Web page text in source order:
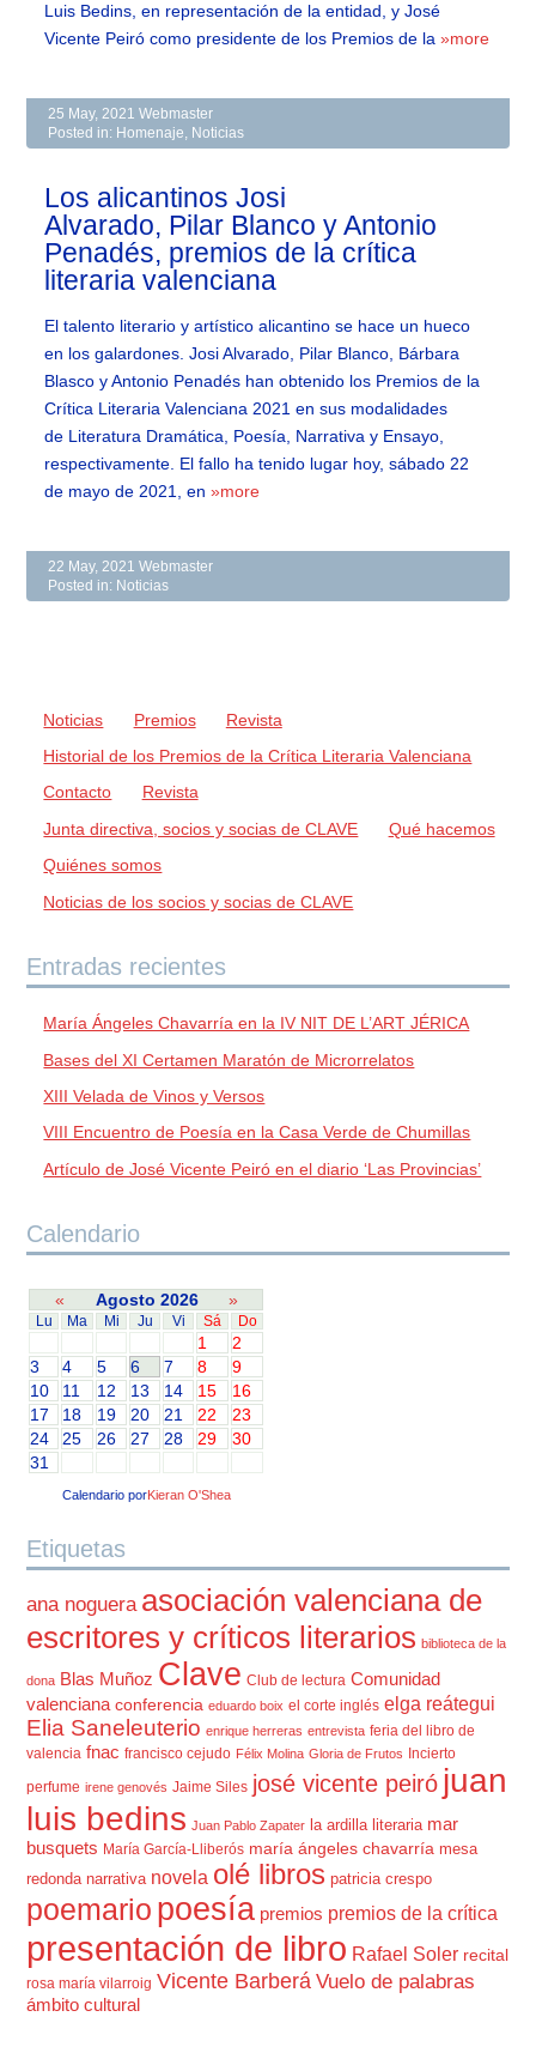
Luis Bedins, en representación de la entidad, y José
Vicente Peiró como presidente de los Premios de la»more
25 May, 2021
Webmaster
Posted in: Homenaje Noticias
Los alicantinos Josi
Alvarado, Pilar Blanco y Antonio
Penadés, premios de la crítica
literaria valenciana
El talento literario y artístico alicantino se hace un hueco
en los galardones. Josi Alvarado, Pilar Blanco, Bárbara
Blasco y Antonio Penadés han obtenido los Premios de la
Crítica Literaria Valenciana 2021 en sus modalidades
de Literatura Dramática, Poesía, Narrativa y Ensayo,
respectivamente. El fallo ha tenido lugar hoy, sábado 22
de mayo de 2021, en»more
22 May, 2021
Webmaster
Posted in: Noticias
Noticias Premios
Revista
Historial de los Premios de la Crítica Literaria Valenciana
Contacto
Revista
Junta directiva, socios y socias de CLAVE
Qué hacemos
Quiénes somos
Noticias de los socios y socias de CLAVE
Entradas recientes
María Ángeles Chavarría en la IV NIT DE L’ART JÉRICA
Bases del XI Certamen Maratón de Microrrelatos
XIII Velada de Vinos y Versos
VIII Encuentro de Poesía en la Casa Verde de Chumillas
Artículo de José Vicente Peiró en el diario ‘Las Provincias’
Calendario
« Agosto 2026 »
Lu Ma Mi Ju Vi Sá Do
1
2
3
4 5 6 7 8
9
10
11 12 13 14 15
16
17
18 19 20 21 22
23
24
25 26 27 28 29
30
31
Calendario porKieran O'Shea
Etiquetas
ana noguera asociación valenciana de
escritores y críticos literarios biblioteca de la
dona Blas Muñoz Clave Club de lectura Comunidad
valenciana conferencia eduardo boix el corte inglés elga reátegui
Elia Saneleuterio enrique herreras entrevista feria del libro de
valencia fnac francisco cejudo Félix Molina Gloria de Frutos
Incierto
perfume irene genovés Jaime Siles josé vicente peiró juan
luis bedins Juan Pablo Zapater la ardilla literaria mar
busquets María García-Lliberós maría ángeles chavarría mesa
redonda narrativa novela olé libros patricia crespo
poemario poesía premios premios de la crítica
presentación de libro Rafael Soler recital
rosa maría vilarroig Vicente Barberá Vuelo de palabras
ámbito cultural